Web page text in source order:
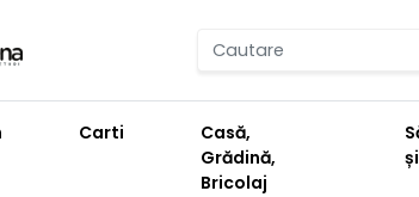
Carti
Casă,
Grădină,
Bricolaj